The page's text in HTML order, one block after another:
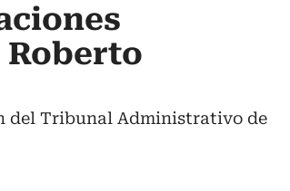
del Tribunal Administrativo de